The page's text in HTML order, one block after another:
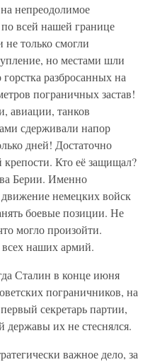
непреодолимое
по всей нашей границе
только смогли
но местами шли
разбросанных на
пограничных застав!
авиации, танков
сдерживали напор
дней! Достаточно
крепости. Кто её защищал?
Берии. Именно
немецких войск
боевые позиции. Не
могло произойти.
наших армий.
Сталин в конце июня
пограничников, на
секретарь партии,
державы их не стеснялся.
важное дело, за